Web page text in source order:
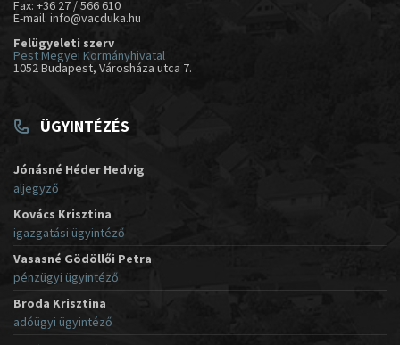
Fax: +36 27 / 566 610
E-mail: info@vacduka.hu
Felügyeleti szerv
Pest Megyei Kormányhivatal
1052 Budapest, Városháza utca 7.
ÜGYINTÉZÉS
Jónásné Héder Hedvig
aljegyző
Kovács Krisztina
igazgatási ügyintéző
Vasasné Gödöllői Petra
pénzügyi ügyintéző
Broda Krisztina
adóügyi ügyintéző